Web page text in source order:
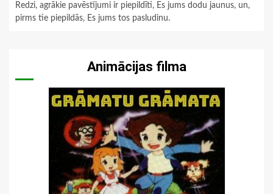
Redzi, agrākie pavēstījumi ir piepildīti, Es jums dodu jaunus, un,
pirms tie piepildās, Es jums tos pasludinu.
Animācijas filma